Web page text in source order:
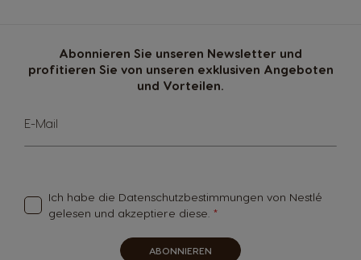
Abonnieren Sie unseren Newsletter und
profitieren Sie von unseren exklusiven Angeboten
und Vorteilen.
Sign
Up
for
E-Mail
Ich habe die Datenschutzbestimmungen von Nestlé
gelesen und akzeptiere diese.
ABONNIEREN